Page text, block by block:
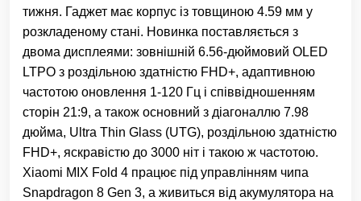
тижня. Гаджет має корпус із товщиною 4.59 мм у
розкладеному стані. Новинка поставляється з
двома дисплеями: зовнішній 6.56-дюймовий OLED
LTPO з роздільною здатністю FHD+, адаптивною
частотою оновлення 1-120 Гц і співвідношенням
сторін 21:9, а також основний з діагоналлю 7.98
дюйма, Ultra Thin Glass (UTG), роздільною здатністю
FHD+, яскравістю до 3000 ніт і такою ж частотою.
Xiaomi MIX Fold 4 працює під управлінням чипа
Snapdragon 8 Gen 3, а живиться від акумулятора на